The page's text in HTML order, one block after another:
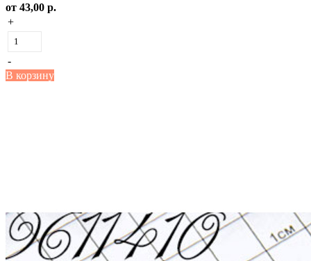
от 43,00 р.
+
-
В корзину